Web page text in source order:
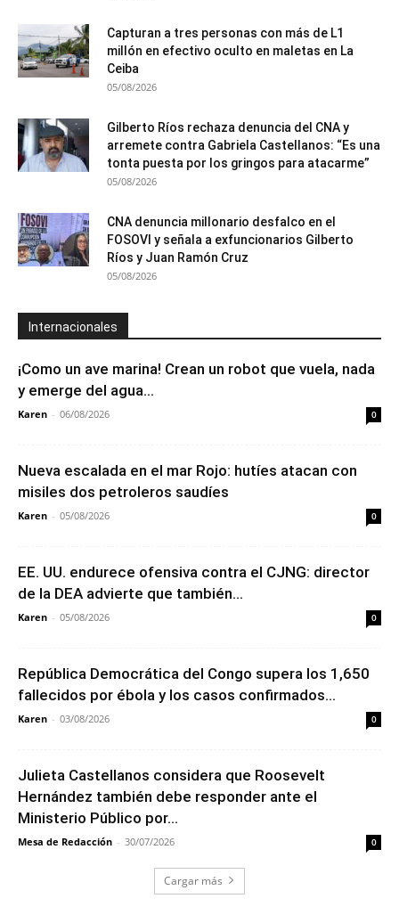
Capturan a tres personas con más de L1
millón en efectivo oculto en maletas en La
Ceiba
05/08/2026
Gilberto Ríos rechaza denuncia del CNA y
arremete contra Gabriela Castellanos: “Es una
tonta puesta por los gringos para atacarme”
05/08/2026
CNA denuncia millonario desfalco en el
FOSOVI y señala a exfuncionarios Gilberto
Ríos y Juan Ramón Cruz
05/08/2026
Internacionales
¡Como un ave marina! Crean un robot que vuela, nada
y emerge del agua...
Karen - 06/08/2026 0
Nueva escalada en el mar Rojo: hutíes atacan con
misiles dos petroleros saudíes
Karen - 05/08/2026 0
EE. UU. endurece ofensiva contra el CJNG: director
de la DEA advierte que también...
Karen - 05/08/2026 0
República Democrática del Congo supera los 1,650
fallecidos por ébola y los casos confirmados...
Karen - 03/08/2026 0
Julieta Castellanos considera que Roosevelt
Hernández también debe responder ante el
Ministerio Público por...
Mesa de Redacción - 30/07/2026 0
Cargar más